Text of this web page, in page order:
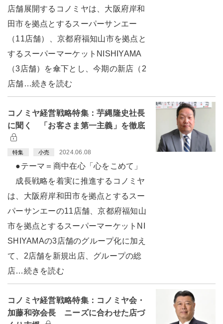
店舗展開するコノミヤは、大阪府岸和
田市を拠点とするスーパーサンエー
（11店舗）、京都府福知山市を拠点と
するスーパーマーケットNISHIYAMA
（3店舗）を傘下とし、今期の新店（2
店舗…続きを読む
コノミヤ経営戦略特集：芋縄隆史社長
に聞く 「お客さま第一主義」を徹底
特集 小売 2024.06.08
●テーマ＝商中在心「心をこめて」
成長戦略を着実に推進するコノミヤ
は、大阪府岸和田市を拠点とするスー
パーサンエーの11店舗、京都府福知山
市を拠点とするスーパーマーケットNI
SHIYAMAの3店舗のグループ化に加え
て、2店舗を新規出店、グループの総
店…続きを読む
コノミヤ経営戦略特集：コノミヤ会・
加藤和弥会長 ニーズに合わせた店づ